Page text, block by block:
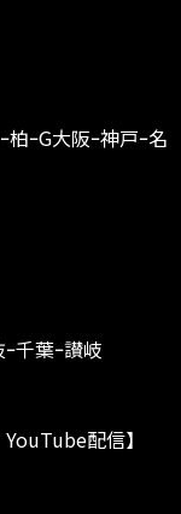
ｰG大阪ｰ神戸ｰ名
千葉ｰ讃岐
配信】